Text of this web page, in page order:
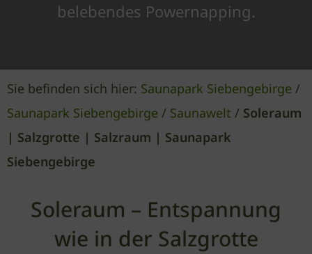
belebendes Powernapping.
Sie befinden sich hier: Saunapark Siebengebirge /
Saunapark Siebengebirge / Saunawelt / Soleraum
| Salzgrotte | Salzraum | Saunapark
Siebengebirge
Soleraum – Entspannung
wie in der Salzgrotte